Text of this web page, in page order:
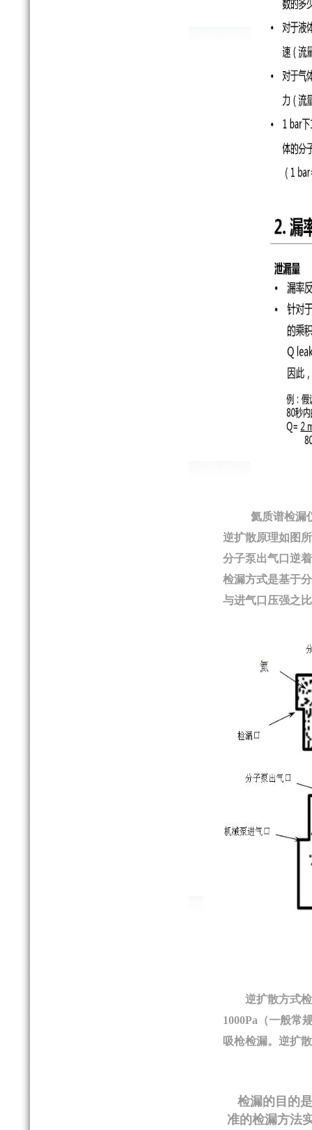
氦质谱检漏
逆扩散原理如图
分子泵出气口逆
检漏方式是基于
与进气口压强之
逆扩散方式
1000Pa （一般常
吸枪检漏。逆扩
检漏的目的
准的检漏方法